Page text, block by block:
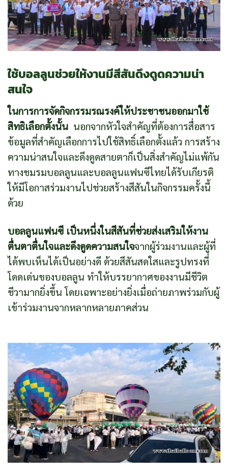
ใช้บอลลูนช่วยให้งานมีสีสันดึงดูดความน่า
สนใจ
ในการการจัดกิจกรรมรณรงค์ให้ประชาชนออกมาใช้
สิทธิเลือกตั้งนั้น นอกจากหัวใจสำคัญที่ต้องการสื่อสาร
ข้อมูลที่สำคัญเลือกการไปใช้สิทธิ์เลือกตั้งแล้ว การสร้าง
ความน่าสนใจและดึงดูดสายตาก็เป็นสิ่งสำคัญไม่แพ้กัน
ทางชมรมบอลลูนและบอลลูนแฟนซีไทยได้รับเกียรติ
ให้มีโอกาสร่วมงานไปช่วยสร้างสีสันในกิจกรรมครั้งนี้
ด้วย
บอลลูนแฟนซี เป็นหนึ่งในสีสันที่ช่วยส่งเสริมให้งาน
ตื่นตาตื่นใจและดึงดูดความสนใจจากผู้ร่วมงานและผู้ที่
ได้พบเห็นได้เป็นอย่างดี ด้วยสีสันสดใสและรูปทรงที่
โดดเด่นของบอลลูน ทำให้บรรยากาศของงานมีชีวิต
ชีวามากยิ่งขึ้น โดยเฉพาะอย่างยิ่งเมื่อถ่ายภาพร่วมกับผู้
เข้าร่วมงานจากหลากหลายภาคส่วน